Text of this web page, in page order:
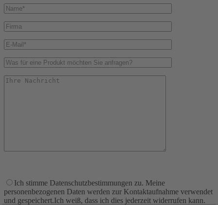
Ich stimme Datenschutzbestimmungen zu. Meine
personenbezogenen Daten werden zur Kontaktaufnahme verwendet
und gespeichert.Ich weiß, dass ich dies jederzeit widerrufen kann.